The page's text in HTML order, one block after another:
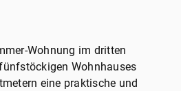
Wohnung im dritten
Wohnhauses
eine praktische und